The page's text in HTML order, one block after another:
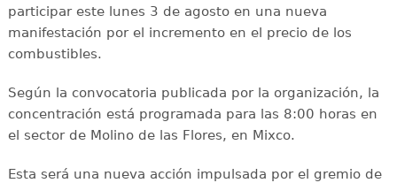
participar este lunes 3 de agosto en una nueva
manifestación por el incremento en el precio de los
combustibles.
Según la convocatoria publicada por la organización, la
concentración está programada para las 8:00 horas en
el sector de Molino de las Flores, en Mixco.
Esta será una nueva acción impulsada por el gremio de